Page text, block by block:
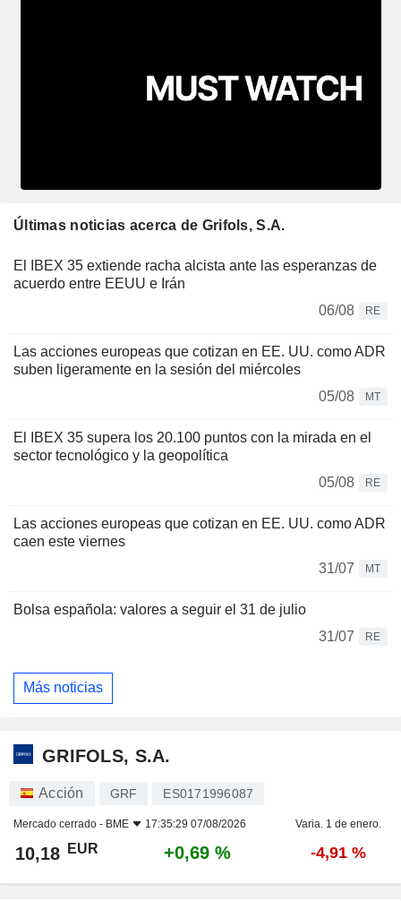
Últimas noticias acerca de Grifols, S.A.
El IBEX 35 extiende racha alcista ante las esperanzas de
acuerdo entre EEUU e Irán
06/08
RE
Las acciones europeas que cotizan en EE. UU. como ADR
suben ligeramente en la sesión del miércoles
05/08
MT
El IBEX 35 supera los 20.100 puntos con la mirada en el
sector tecnológico y la geopolítica
05/08
RE
Las acciones europeas que cotizan en EE. UU. como ADR
caen este viernes
31/07
MT
Bolsa española: valores a seguir el 31 de julio
31/07
RE
Más noticias
GRIFOLS, S.A.
Acción GRF ES0171996087
Mercado cerrado - BME 17:35:29 07/08/2026 Varia. 1 de enero.
10,18 EUR +0,69 % -4,91 %